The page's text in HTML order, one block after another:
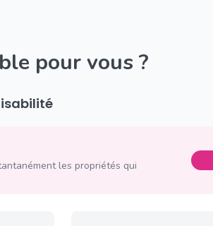
pour vous ?
les propriétés qui